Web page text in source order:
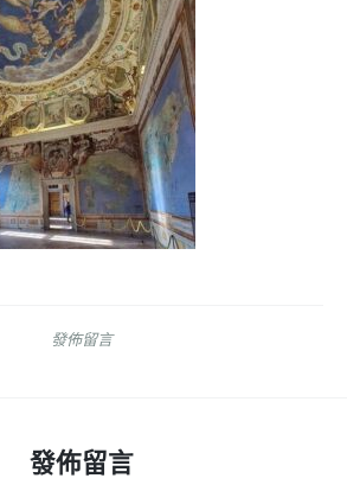
發佈留言
發佈留言